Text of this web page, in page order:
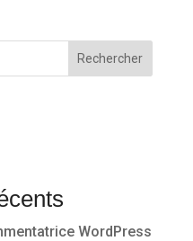
Rechercher
WordPress